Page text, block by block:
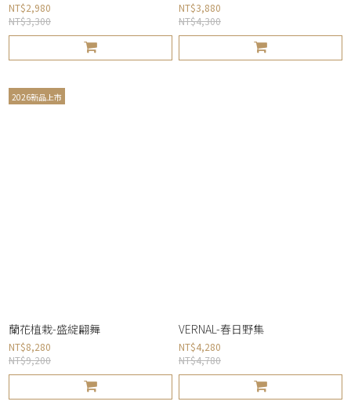
NT$2,980
NT$3,300
NT$3,880
NT$4,300
2026新品上市
蘭花植栽-盛綻翩舞
NT$8,280
NT$9,200
VERNAL-春日野集
NT$4,280
NT$4,780